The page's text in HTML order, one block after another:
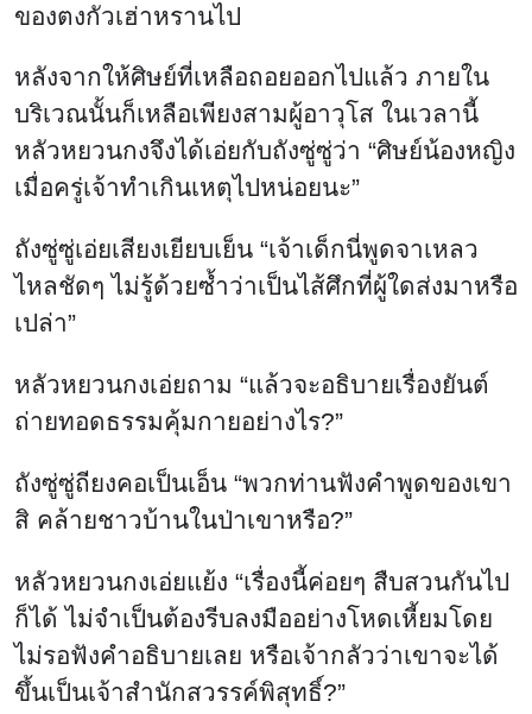
ของตงกัวเฮ่าหรานไป
หลังจากให้ศิษย์ที่เหลือถอยออกไปแล้ว ภายใน
บริเวณนั้นก็เหลือเพียงสามผู้อาวุโส ในเวลานี้
หลัวหยวนกงจึงได้เอ่ยกับถังซู่ซู่ว่า “ศิษย์น้องหญิง
เมื่อครู่เจ้าทำเกินเหตุไปหน่อยนะ”
ถังซู่ซู่เอ่ยเสียงเยียบเย็น “เจ้าเด็กนี่พูดจาเหลว
ไหลชัดๆ ไม่รู้ด้วยซ้ำว่าเป็นไส้ศึกที่ผู้ใดส่งมาหรือ
เปล่า”
หลัวหยวนกงเอ่ยถาม “แล้วจะอธิบายเรื่องยันต์
ถ่ายทอดธรรมคุ้มกายอย่างไร?”
ถังซู่ซู่ถียงคอเป็นเอ็น “พวกท่านฟังคำพูดของเขา
สิ คล้ายชาวบ้านในป่าเขาหรือ?”
หลัวหยวนกงเอ่ยแย้ง “เรื่องนี้ค่อยๆ สืบสวนกันไป
ก็ได้ ไม่จำเป็นต้องรีบลงมืออย่างโหดเหี้ยมโดย
ไม่รอฟังคำอธิบายเลย หรือเจ้ากลัวว่าเขาจะได้
ขึ้นเป็นเจ้าสำนักสวรรค์พิสุทธิ์?”